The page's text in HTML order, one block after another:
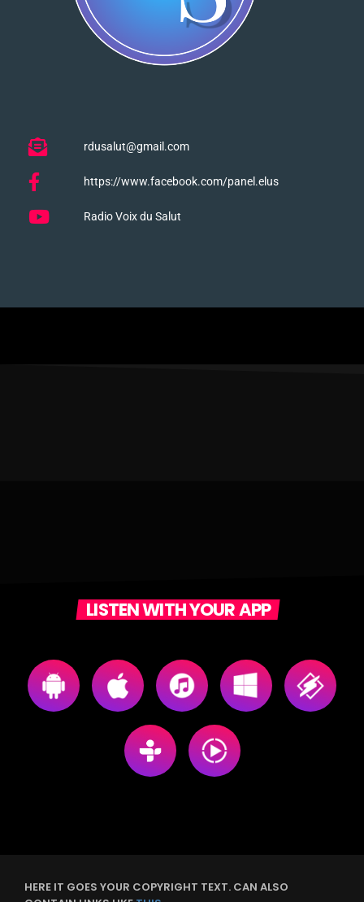
rdusalut@gmail.com
https://www.facebook.com/panel.elus
Radio Voix du Salut
LISTEN WITH YOUR APP
HERE IT GOES YOUR COPYRIGHT TEXT. CAN ALSO